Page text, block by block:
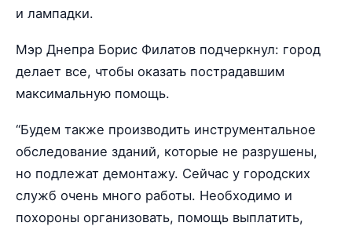
и лампадки.
Мэр Днепра Борис Филатов подчеркнул: город
делает все, чтобы оказать пострадавшим
максимальную помощь.
“Будем также производить инструментальное
обследование зданий, которые не разрушены,
но подлежат демонтажу. Сейчас у городских
служб очень много работы. Необходимо и
похороны организовать, помощь выплатить,